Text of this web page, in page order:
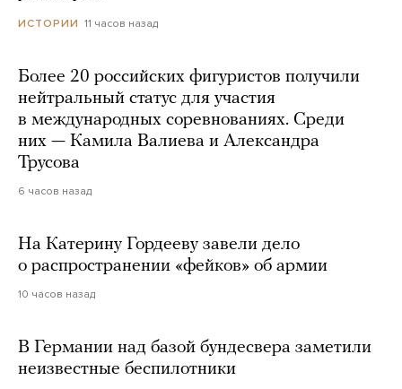
ИСТОРИИ 11 часов назад
Более 20 российских фигуристов получили
нейтральный статус для участия
в международных соревнованиях. Среди
них — Камила Валиева и Александра
Трусова
6 часов назад
На Катерину Гордееву завели дело
о распространении «фейков» об армии
10 часов назад
В Германии над базой бундесвера заметили
неизвестные беспилотники